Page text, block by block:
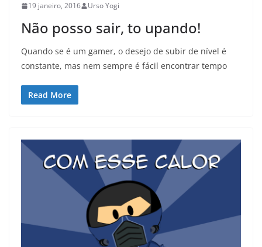
19 janeiro, 2016 Urso Yogi
Não posso sair, to upando!
Quando se é um gamer, o desejo de subir de nível é
constante, mas nem sempre é fácil encontrar tempo
Read More